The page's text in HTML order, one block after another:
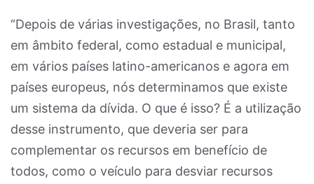
“Depois de várias investigações, no Brasil, tanto
em âmbito federal, como estadual e municipal,
em vários países latino-americanos e agora em
países europeus, nós determinamos que existe
um sistema da dívida. O que é isso? É a utilização
desse instrumento, que deveria ser para
complementar os recursos em benefício de
todos, como o veículo para desviar recursos